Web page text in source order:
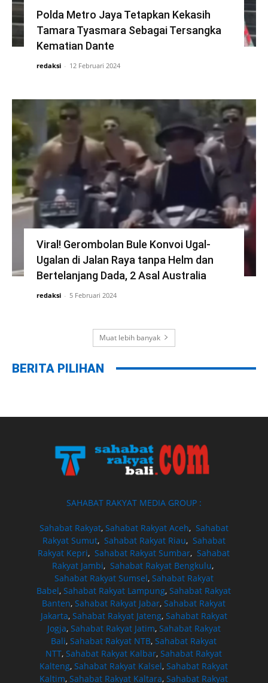
Polda Metro Jaya Tetapkan Kekasih
Tamara Tyasmara Sebagai Tersangka
Kematian Dante
redaksi - 12 Februari 2024
Viral! Gerombolan Bule Konvoi Ugal-
Ugalan di Jalan Raya tanpa Helm dan
Bertelanjang Dada, 2 Asal Australia
redaksi - 5 Februari 2024
Muat lebih banyak
BERITA PILIHAN
SAHABAT RAKYAT MEDIA GROUP :
Sahabat Rakyat, Sahabat Rakyat Aceh, Sahabat
Rakyat Sumut, Sahabat Rakyat Riau, Sahabat
Rakyat Kepri,Sahabat Rakyat Sumbar,Sahabat
Rakyat Jambi, Sahabat Rakyat Bengkulu,
Sahabat Rakyat Sumsel, Sahabat Rakyat
Babel,Sahabat Rakyat Lampung,Sahabat Rakyat
Banten,Sahabat Rakyat Jabar,Sahabat Rakyat
Jakarta, Sahabat Rakyat Jateng, Sahabat Rakyat
Jogja, Sahabat Rakyat Jatim, Sahabat Rakyat
Bali,Sahabat Rakyat NTB,Sahabat Rakyat
NTT,Sahabat Rakyat Kalbar,Sahabat Rakyat
Kalteng,Sahabat Rakyat Kalsel,Sahabat Rakyat
Kaltim,Sahabat Rakyat Kaltara,Sahabat Rakyat